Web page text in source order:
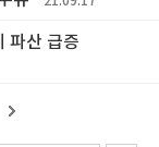
파산 급증